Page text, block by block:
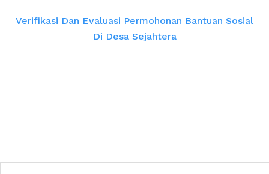
Verifikasi Dan Evaluasi Permohonan Bantuan Sosial
Di Desa Sejahtera